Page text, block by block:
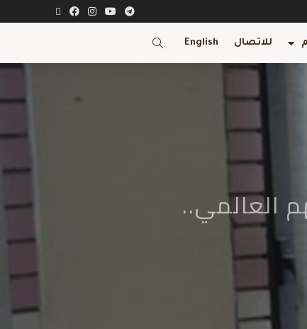
للاتصال English
العالمي..